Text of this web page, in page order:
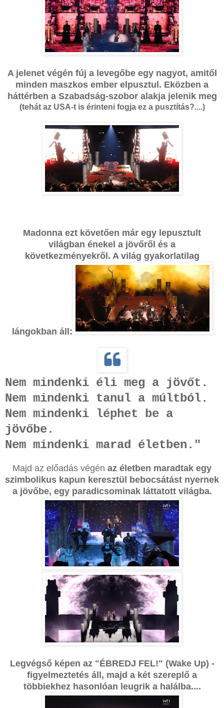
A jelenet végén fúj a levegőbe egy nagyot, amitől
minden maszkos ember elpusztul. Eközben a
háttérben a Szabadság-szobor alakja jelenik meg
(tehát az USA-t is érinteni fogja ez a pusztítás?....)
Madonna ezt követően már egy lepusztult
világban énekel a jövőről és a
következményekről. A világ gyakorlatilag
lángokban áll:
Nem mindenki éli meg a jövőt.
Nem mindenki tanul a múltból.
Nem mindenki léphet be a
jövőbe.
Nem mindenki marad életben."
Majd az előadás végén az életben maradtak egy
szimbolikus kapun keresztül bebocsátást nyernek
a jövőbe, egy paradicsominak láttatott világba.
Legvégső képen az "ÉBREDJ FEL!" (Wake Up) -
figyelmeztetés áll, majd a két szereplő a
többiekhez hasonlóan leugrik a halálba....